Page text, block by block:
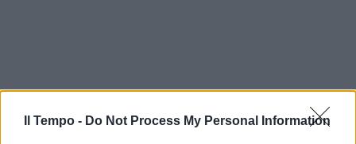
Il Tempo - Do Not Process My Personal Information